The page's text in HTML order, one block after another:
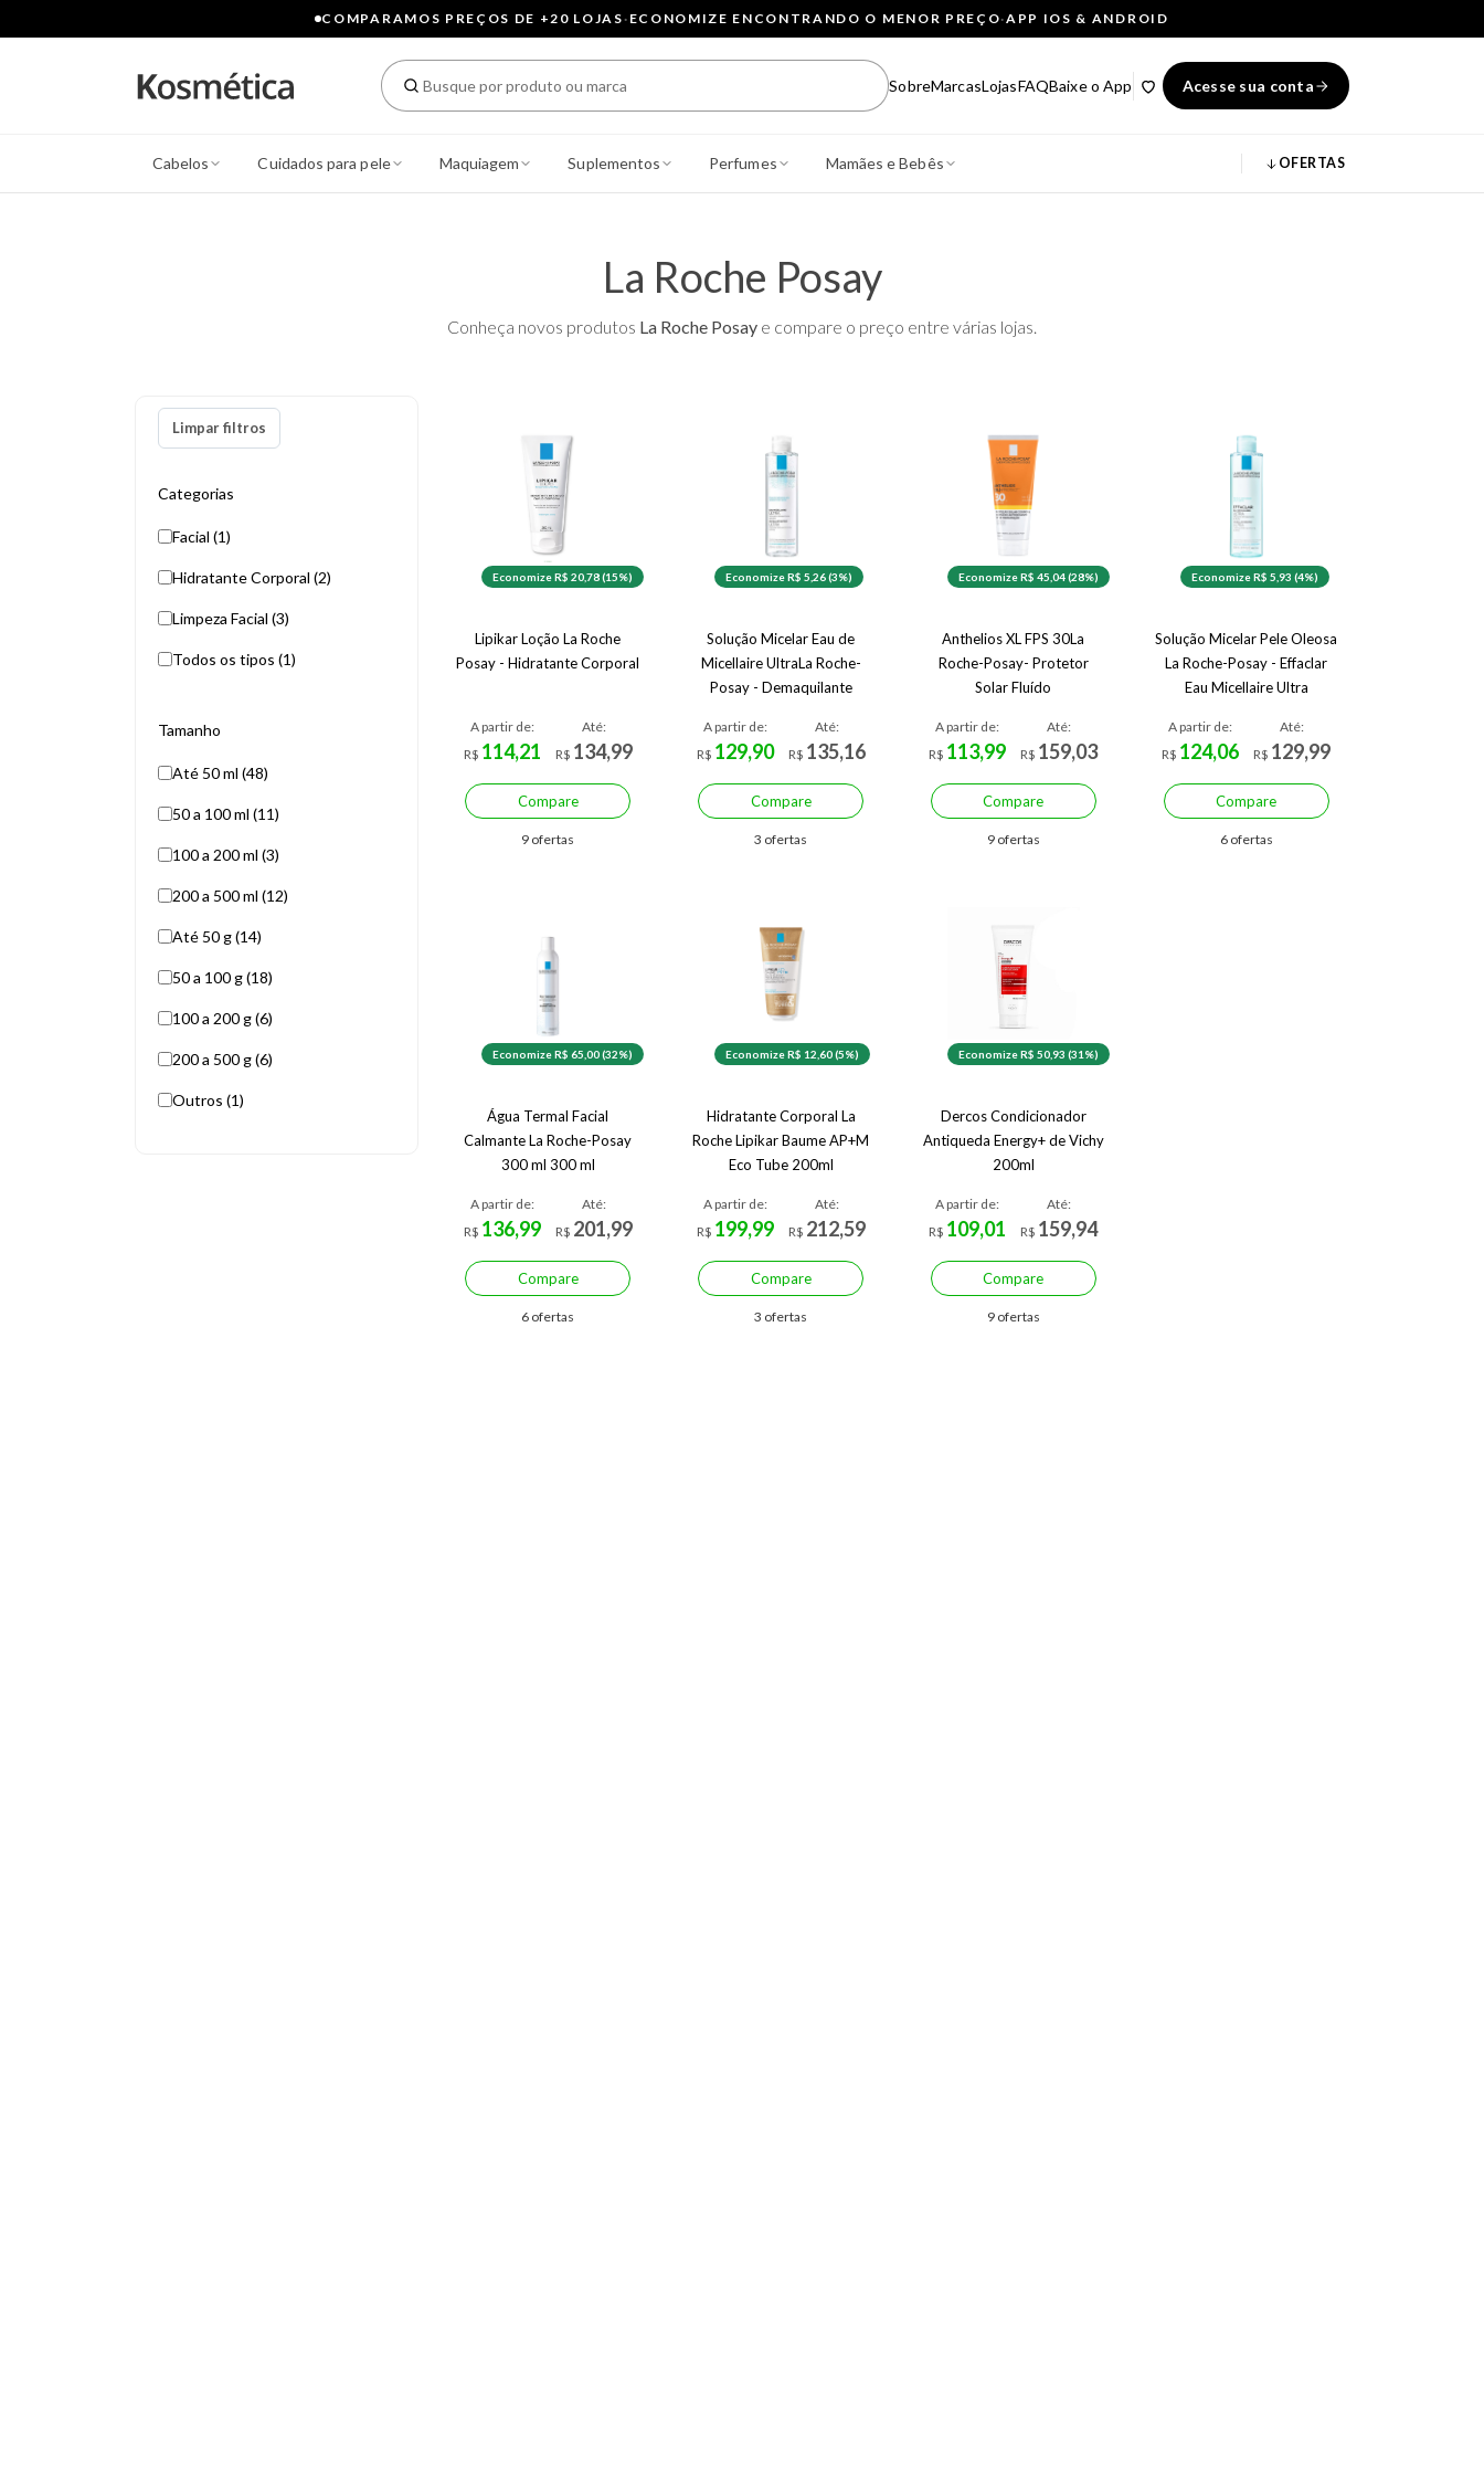
COMPARAMOS PREÇOS DE +20 LOJAS· ECONOMIZE ENCONTRANDO O MENOR PREÇO·APP IOS & ANDROID
SobreMarcasLojasFAQBaixe o App Acesse sua conta
Cabelos Cuidados para pele Maquiagem Suplementos Perfumes Mamães e Bebês OFERTAS
La Roche Posay
Conheça novos produtos La Roche Posay e compare o preço entre várias lojas.
Limpar filtros
Categorias
Facial (1)
Hidratante Corporal (2)
Limpeza Facial (3)
Todos os tipos (1)
Tamanho
Até 50 ml (48)
50 a 100 ml (11)
100 a 200 ml (3)
200 a 500 ml (12)
Até 50 g (14)
50 a 100 g (18)
100 a 200 g (6)
200 a 500 g (6)
Outros (1)
Economize R$ 20,78 (15%)
Lipikar Loção La Roche
Posay - Hidratante Corporal
A partir de:
R$ 114,21
Até:
R$ 134,99
Compare
9 ofertas
Economize R$ 5,26 (3%)
Solução Micelar Eau de
Micellaire UltraLa Roche-
Posay - Demaquilante
A partir de:
R$ 129,90
Até:
R$ 135,16
Compare
3 ofertas
Economize R$ 45,04 (28%)
Anthelios XL FPS 30La
Roche-Posay- Protetor
Solar Fluído
A partir de:
R$ 113,99
Até:
R$ 159,03
Compare
9 ofertas
Economize R$ 5,93 (4%)
Solução Micelar Pele Oleosa
La Roche-Posay - Effaclar
Eau Micellaire Ultra
A partir de:
R$ 124,06
Até:
R$ 129,99
Compare
6 ofertas
Economize R$ 65,00 (32%)
Água Termal Facial
Calmante La Roche-Posay
300 ml 300 ml
A partir de:
R$ 136,99
Até:
R$ 201,99
Compare
6 ofertas
Economize R$ 12,60 (5%)
Hidratante Corporal La
Roche Lipikar Baume AP+M
Eco Tube 200ml
A partir de:
R$ 199,99
Até:
R$ 212,59
Compare
3 ofertas
Economize R$ 50,93 (31%)
Dercos Condicionador
Antiqueda Energy+ de Vichy
200ml
A partir de:
R$ 109,01
Até:
R$ 159,94
Compare
9 ofertas